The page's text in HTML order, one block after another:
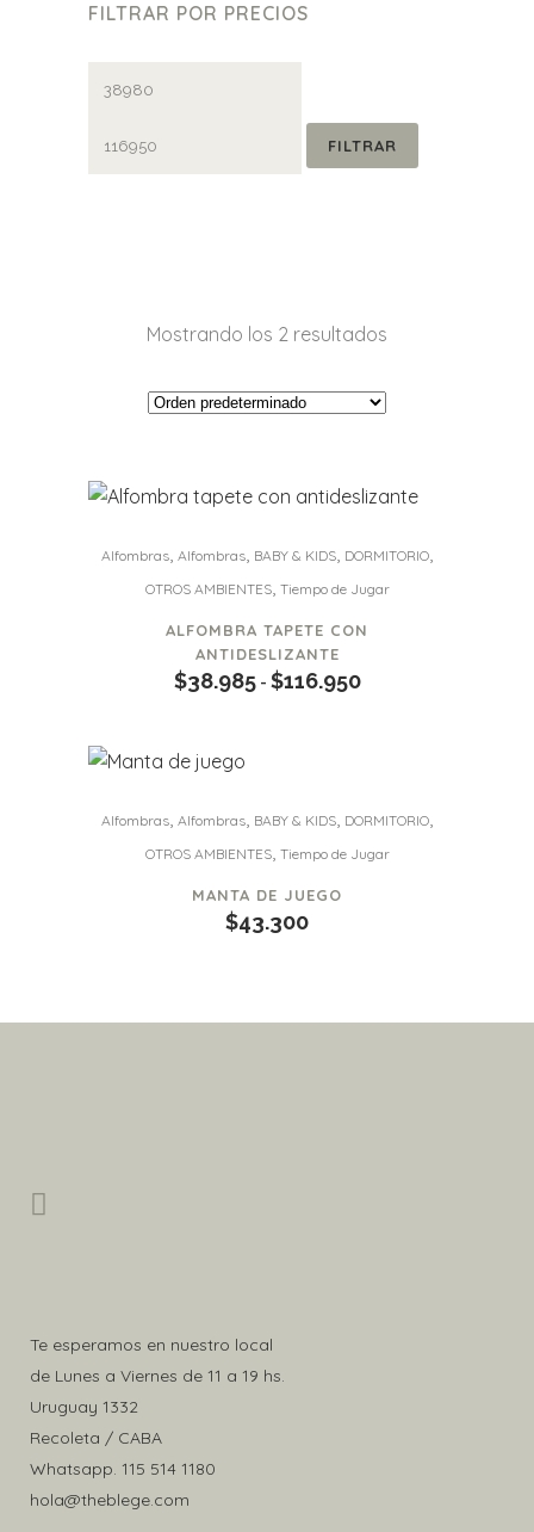
FILTRAR POR PRECIOS
FILTRAR
Mostrando los 2 resultados
producto
se
elegir
Alfombras, Alfombras, BABY & KIDS, DORMITORIO,
OTROS AMBIENTES, Tiempo de Jugar
ALFOMBRA TAPETE CON
ANTIDESLIZANTE
$38.985 - $116.950Rango
$116.950
Alfombras, Alfombras, BABY & KIDS, DORMITORIO,
OTROS AMBIENTES, Tiempo de Jugar
MANTA DE JUEGO
$43.300
Te esperamos en nuestro local
de Lunes a Viernes de 11 a 19 hs.
Uruguay 1332
Recoleta / CABA
Whatsapp. 115 514 1180
hola@theblege.com